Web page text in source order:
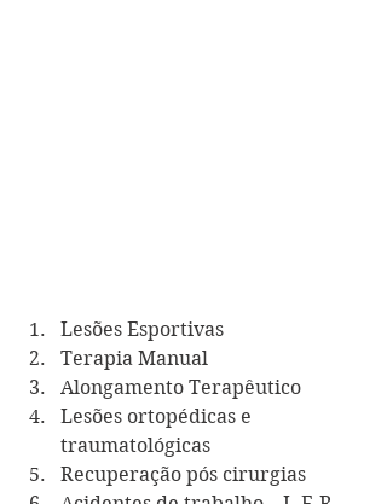
Lesões Esportivas
Terapia Manual
Alongamento Terapêutico
Lesões ortopédicas e
traumatológicas
Recuperação pós cirurgias